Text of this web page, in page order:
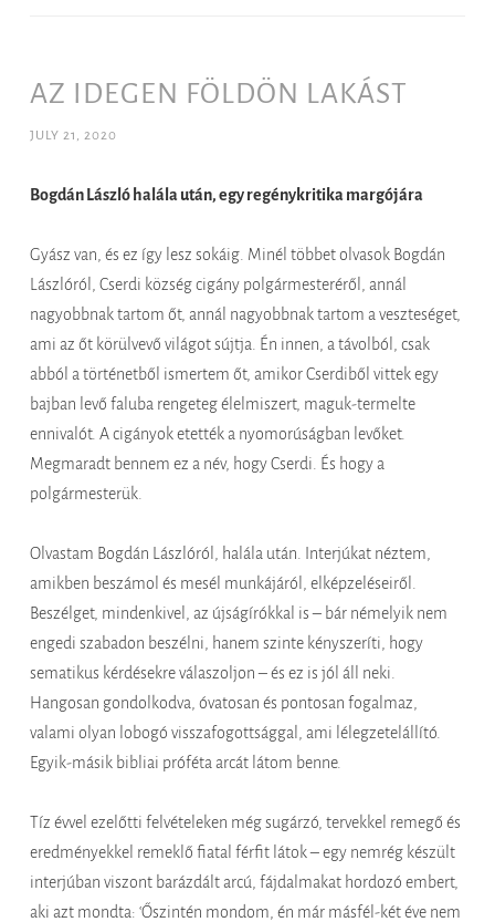
AZ IDEGEN FÖLDÖN LAKÁST
JULY 21, 2020
Bogdán László halála után, egy regénykritika margójára
Gyász van, és ez így lesz sokáig. Minél többet olvasok Bogdán
Lászlóról, Cserdi község cigány polgármesteréről, annál
nagyobbnak tartom őt, annál nagyobbnak tartom a veszteséget,
ami az őt körülvevő világot sújtja. Én innen, a távolból, csak
abból a történetből ismertem őt, amikor Cserdiből vittek egy
bajban levő faluba rengeteg élelmiszert, maguk-termelte
ennivalót. A cigányok etették a nyomorúságban levőket.
Megmaradt bennem ez a név, hogy Cserdi. És hogy a
polgármesterük.
Olvastam Bogdán Lászlóról, halála után. Interjúkat néztem,
amikben beszámol és mesél munkájáról, elképzeléseiről.
Beszélget, mindenkivel, az újságírókkal is – bár némelyik nem
engedi szabadon beszélni, hanem szinte kényszeríti, hogy
sematikus kérdésekre válaszoljon – és ez is jól áll neki.
Hangosan gondolkodva, óvatosan és pontosan fogalmaz,
valami olyan lobogó visszafogottsággal, ami lélegzetelállító.
Egyik-másik bibliai próféta arcát látom benne.
Tíz évvel ezelőtti felvételeken még sugárzó, tervekkel remegő és
eredményekkel remeklő fiatal férfit látok – egy nemrég készült
interjúban viszont barázdált arcú, fájdalmakat hordozó embert,
aki azt mondta: ‘Őszintén mondom, én már másfél-két éve nem